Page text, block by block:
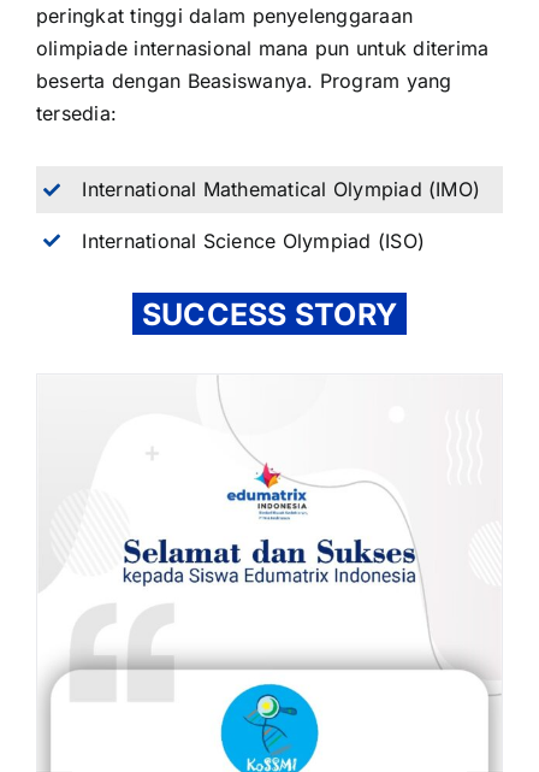
peringkat tinggi dalam penyelenggaraan
olimpiade internasional mana pun untuk diterima
beserta dengan Beasiswanya. Program yang
tersedia:
International Mathematical Olympiad (IMO)
International Science Olympiad (ISO)
SUCCESS STORY